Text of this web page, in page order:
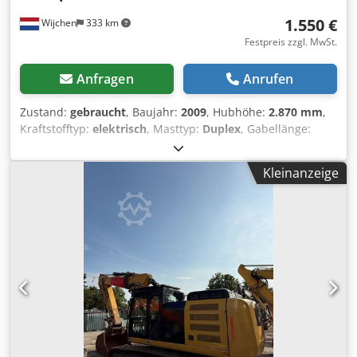
Wijchen 333 km 1.550 €
Festpreis zzgl. MwSt.
Anfragen Anrufen
Zustand: gebraucht, Baujahr: 2009, Hubhöhe: 2.870 mm,
Kraftstofftyp: elektrisch, Masttyp: Duplex, Gabellänge:
1.950 mm
mm, Gesamtbreite:850 mm, Farbe:Schwarz, Leergewicht:
1.270 kg Hubkapazität: 1.200 kg Chsdpjzrmglefx Andja -
Baujahr: 2009 - Dokumentation verfügbar: Ja - └ Typ
Dokumentation: Benutzerhandbuch - CE-Kennzeichnung
vorhanden: Ja - CE-Zertifikat vorhanden: Nein -
Seriennummer: 7XL00043 - Typ: Stehender Stapler -
Hubkraft: 1200kg - Hubhöhe: 2870mm - Durchfahrtshöhe:
1950mm - Gabelzinkenlänge: 1140mm - Gabelbreite:
560mm - Mast: Duplex - Antrieb: Elektrisch -
Batterieinformationen: - └ Marke/Typ: PZS 345 - └ Baujahr
der Batterie: 2009 - └ Kapazität: 345Ah - └
Batteriespannung: 24V - └ Troglänge [mm]: 790 - └
Kleinanzeige